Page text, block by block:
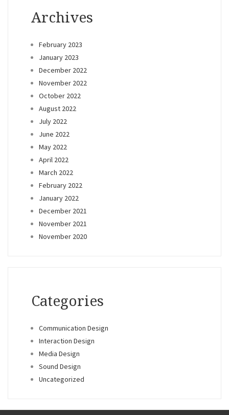
Archives
February 2023
January 2023
December 2022
November 2022
October 2022
August 2022
July 2022
June 2022
May 2022
April 2022
March 2022
February 2022
January 2022
December 2021
November 2021
November 2020
Categories
Communication Design
Interaction Design
Media Design
Sound Design
Uncategorized